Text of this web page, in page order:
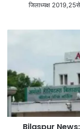
जिलाध्यक्ष
Bilaspur